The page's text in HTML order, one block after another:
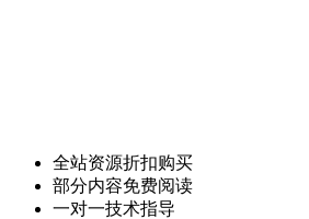
全站资源折扣购买
部分内容免费阅读
一对一技术指导